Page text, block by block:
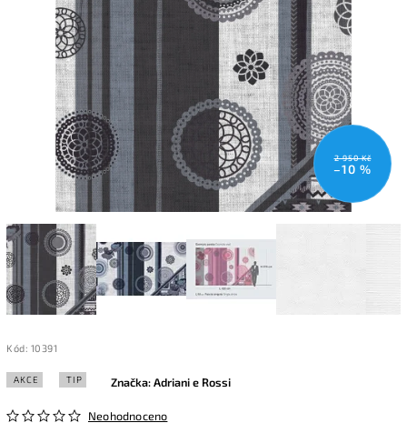
2 950 Kč
–10 %
Kód: 10391
AKCE TIP
Neohodnoceno
Značka:Adriani e Rossi